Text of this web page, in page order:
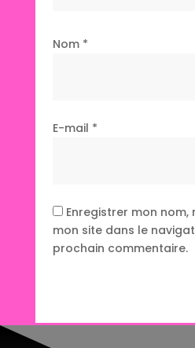
Nom *
E-mail *
Enregistrer mon
mon site dans le
prochain commentaire.